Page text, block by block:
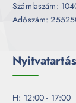
Számlaszám:
Adószám:
H: 12:00 - 17:00